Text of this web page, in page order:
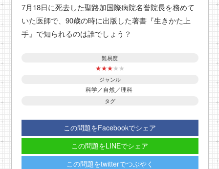
7月18日に死去した聖路加国際病院名誉院長を務めて
いた医師で、90歳の時に出版した著書『生きかた上
手』で知られるのは誰でしょう？
難易度
★★★★ ★
ジャンル
科学／自然／理科
タグ
この問題をFacebookでシェア
この問題をLINEでシェア
この問題をtwitterでつぶやく